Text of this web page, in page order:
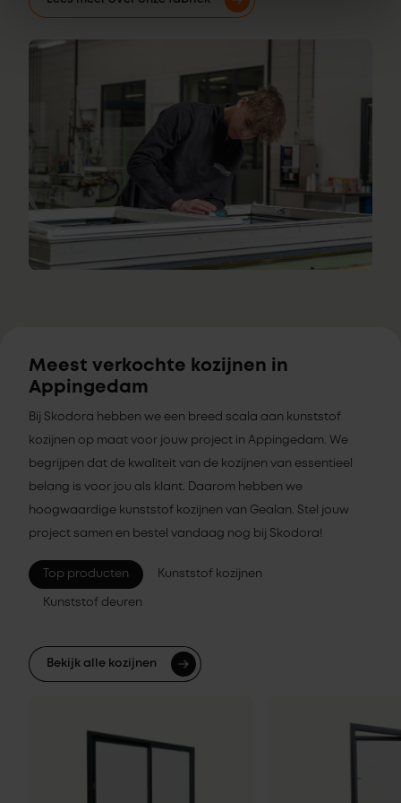
Meest verkochte kozijnen in
Appingedam
Bij Skodora hebben we een breed scala aan kunststof
kozijnen op maat voor jouw project in Appingedam. We
begrijpen dat de kwaliteit van de kozijnen van essentieel
belang is voor jou als klant. Daarom hebben we
hoogwaardige kunststof kozijnen van Gealan. Stel jouw
project samen en bestel vandaag nog bij Skodora!
Top producten Kunststof kozijnen
Kunststof deuren
Bekijk alle kozijnen